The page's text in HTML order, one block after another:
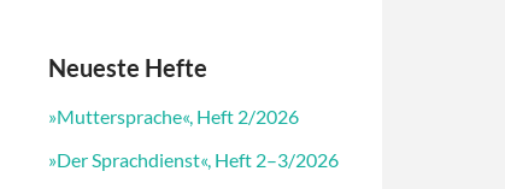
Neueste Hefte
»Muttersprache«, Heft 2/2026
»Der Sprachdienst«, Heft 2–3/2026